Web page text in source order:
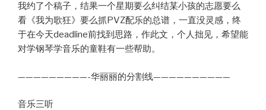
我约了个稿子，结果一个星期要么纠结某小孩的志愿要么
看《我为歌狂》要么抓PVZ配乐的总谱，一直没灵感，终
于在今天deadline前找到思路，作此文，个人拙见，希望能
对学钢琴学音乐的童鞋有一些帮助。
—————————-华丽丽的分割线——————————
音乐三听